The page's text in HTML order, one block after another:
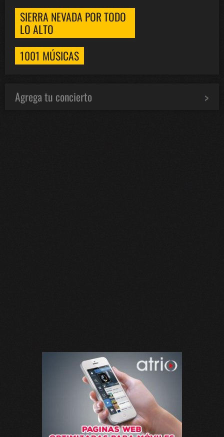
SIERRA NEVADA POR TODO
LO ALTO
1001 MÚSICAS
Agrega tu concierto